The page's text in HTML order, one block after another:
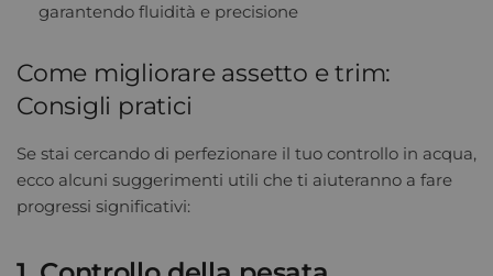
garantendo fluidità e precisione
Come migliorare assetto e trim:
Consigli pratici
Se stai cercando di perfezionare il tuo controllo in acqua,
ecco alcuni suggerimenti utili che ti aiuteranno a fare
progressi significativi: